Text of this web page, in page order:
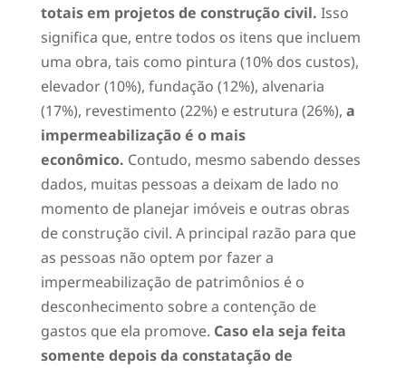
totais em projetos de construção civil. Isso
significa que, entre todos os itens que incluem
uma obra, tais como pintura (10% dos custos),
elevador (10%), fundação (12%), alvenaria
(17%), revestimento (22%) e estrutura (26%), a
impermeabilização é o mais
econômico. Contudo, mesmo sabendo desses
dados, muitas pessoas a deixam de lado no
momento de planejar imóveis e outras obras
de construção civil. A principal razão para que
as pessoas não optem por fazer a
impermeabilização de patrimônios é o
desconhecimento sobre a contenção de
gastos que ela promove. Caso ela seja feita
somente depois da constatação de